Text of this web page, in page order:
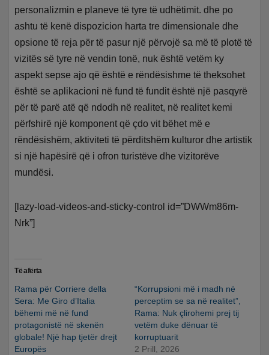
personalizmin e planeve të tyre të udhëtimit. dhe po
ashtu të kenë dispozicion harta tre dimensionale dhe
opsione të reja për të pasur një përvojë sa më të plotë të
vizitës së tyre në vendin tonë, nuk është vetëm ky
aspekt sepse ajo që është e rëndësishme të theksohet
është se aplikacioni në fund të fundit është një pasqyrë
për të parë atë që ndodh në realitet, në realitet kemi
përfshirë një komponent që çdo vit bëhet më e
rëndësishëm, aktiviteti të përditshëm kulturor dhe artistik
si një hapësirë që i ofron turistëve dhe vizitorëve
mundësi.
[lazy-load-videos-and-sticky-control id=”DWWm86m-
Nrk”]
Të afërta
Rama për Corriere della
Sera: Me Giro d’Italia
bëhemi më në fund
protagonistë në skenën
globale! Një hap tjetër drejt
Europës
“Korrupsioni më i madh në
perceptim se sa në realitet”,
Rama: Nuk çlirohemi prej tij
vetëm duke dënuar të
korruptuarit
2 Prill, 2026